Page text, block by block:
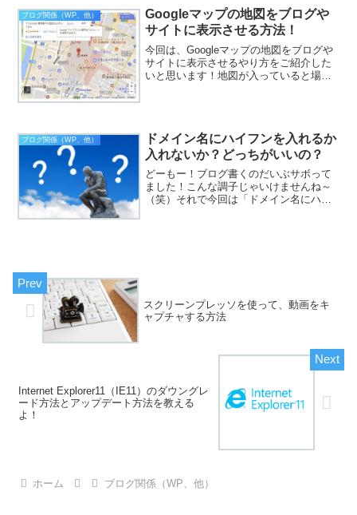
解析って今までに少しやったことあるの
ですが、難しくて良...
ブログ関係（WP、他）
Googleマップの地図をブログや
サイトに表示させる方法！
今回は、Googleマップの地図をブログや
サイトに表示させるやり方をご紹介した
いと思います！地図が入っていると場所
ブログ関係（WP、他）
ドメイン名にハイフンを入れるか
入れないか？どっちがいいの？
どーもー！ブログ書くのだいぶサボって
ました！こんな調子じゃいけませんね～
（笑）それで今回は「ドメイン名にハイ
スクリーンプレッソを使って、動画をキ
ャプチャする方法
Internet Explorer11（IE11）のダウングレ
ード方法とアップデート方法を教える
よ！
ホーム ブログ関係（WP、他）